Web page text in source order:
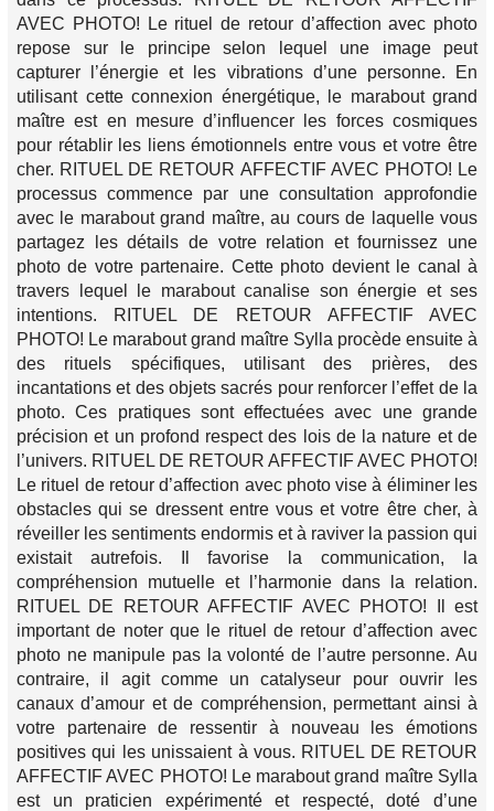
AVEC PHOTO! Le rituel de retour d’affection avec photo
repose sur le principe selon lequel une image peut
capturer l’énergie et les vibrations d’une personne. En
utilisant cette connexion énergétique, le marabout grand
maître est en mesure d’influencer les forces cosmiques
pour rétablir les liens émotionnels entre vous et votre être
cher. RITUEL DE RETOUR AFFECTIF AVEC PHOTO! Le
processus commence par une consultation approfondie
avec le marabout grand maître, au cours de laquelle vous
partagez les détails de votre relation et fournissez une
photo de votre partenaire. Cette photo devient le canal à
travers lequel le marabout canalise son énergie et ses
intentions. RITUEL DE RETOUR AFFECTIF AVEC
PHOTO! Le marabout grand maître Sylla procède ensuite à
des rituels spécifiques, utilisant des prières, des
incantations et des objets sacrés pour renforcer l’effet de la
photo. Ces pratiques sont effectuées avec une grande
précision et un profond respect des lois de la nature et de
l’univers. RITUEL DE RETOUR AFFECTIF AVEC PHOTO!
Le rituel de retour d’affection avec photo vise à éliminer les
obstacles qui se dressent entre vous et votre être cher, à
réveiller les sentiments endormis et à raviver la passion qui
existait autrefois. Il favorise la communication, la
compréhension mutuelle et l’harmonie dans la relation.
RITUEL DE RETOUR AFFECTIF AVEC PHOTO! Il est
important de noter que le rituel de retour d’affection avec
photo ne manipule pas la volonté de l’autre personne. Au
contraire, il agit comme un catalyseur pour ouvrir les
canaux d’amour et de compréhension, permettant ainsi à
votre partenaire de ressentir à nouveau les émotions
positives qui les unissaient à vous. RITUEL DE RETOUR
AFFECTIF AVEC PHOTO! Le marabout grand maître Sylla
est un praticien expérimenté et respecté, doté d’une